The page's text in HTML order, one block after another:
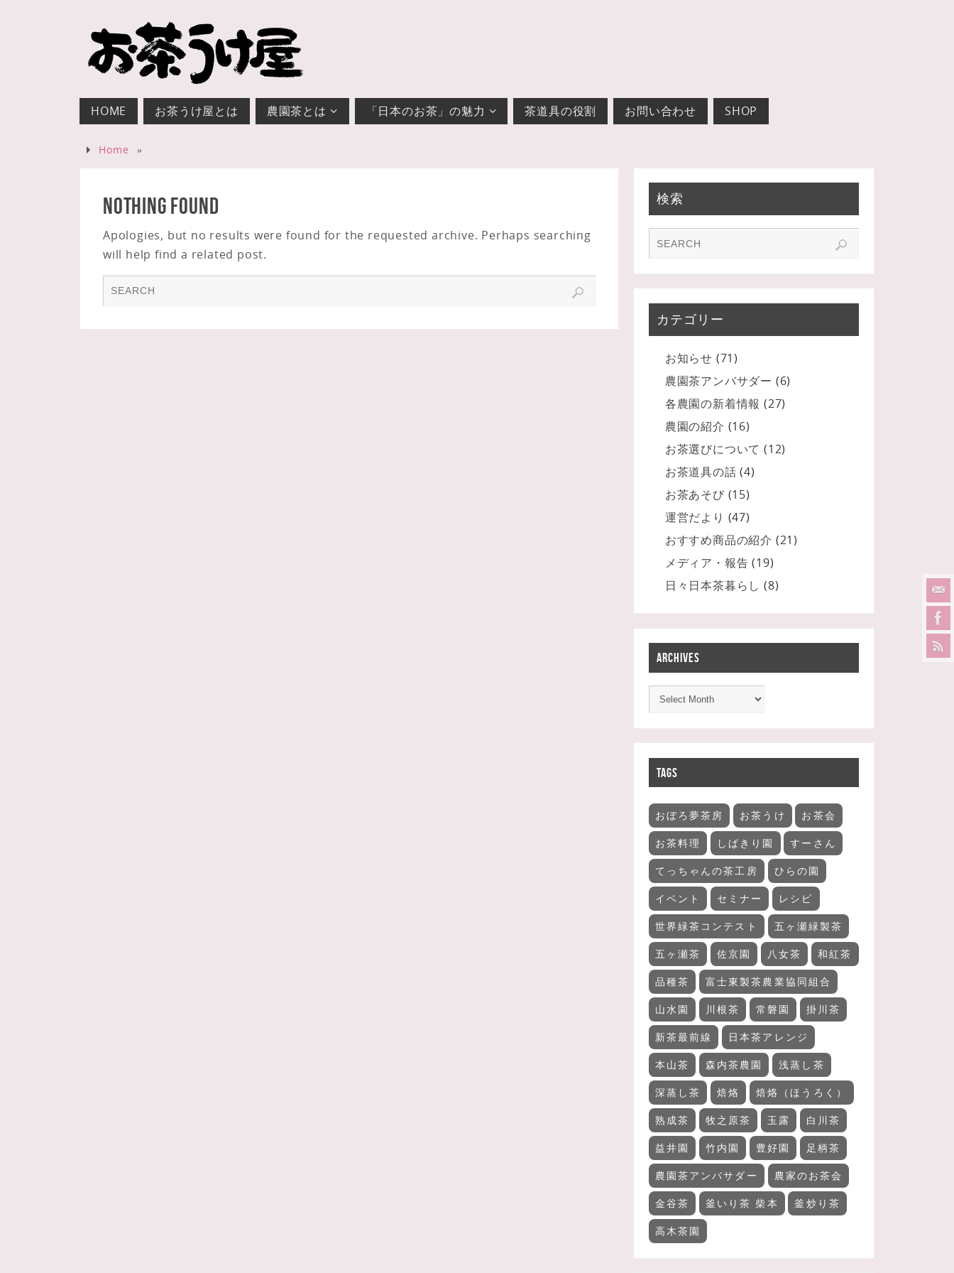
HOME お茶うけ屋とは 農園茶とは 「日本のお茶」の魅力 茶道具の役割 お問い合わせ SHOP
Home »
Nothing Found
Apologies, but no results were found for the requested archive. Perhaps searching
will help find a related post.
検索
カテゴリー
お知らせ (71)
農園茶アンバサダー (6)
各農園の新着情報 (27)
農園の紹介 (16)
お茶選びについて (12)
お茶道具の話 (4)
お茶あそび (15)
運営だより (47)
おすすめ商品の紹介 (21)
メディア・報告 (19)
日々日本茶暮らし (8)
ARCHIVES
TAGS
おぼろ夢茶房 お茶うけ お茶会
お茶料理 しばきり園 すーさん
てっちゃんの茶工房 ひらの園
イベント セミナー レシピ
世界緑茶コンテスト 五ヶ瀬緑製茶
五ヶ瀬茶 佐京園 八女茶 和紅茶
品種茶 富士東製茶農業協同組合
山水園 川根茶 常磐園 掛川茶
新茶最前線 日本茶アレンジ
本山茶 森内茶農園 浅蒸し茶
深蒸し茶 焙烙 焙烙（ほうろく）
熟成茶 牧之原茶 玉露 白川茶
益井園 竹内園 豊好園 足柄茶
農園茶アンバサダー 農家のお茶会
金谷茶 釜いり茶 柴本 釜炒り茶
高木茶園